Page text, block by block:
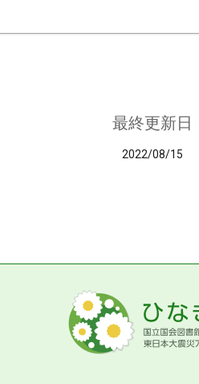
最終更新日
2022/08/15